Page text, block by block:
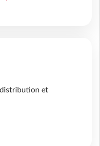
distribution et